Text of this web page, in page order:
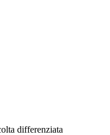
differenziata